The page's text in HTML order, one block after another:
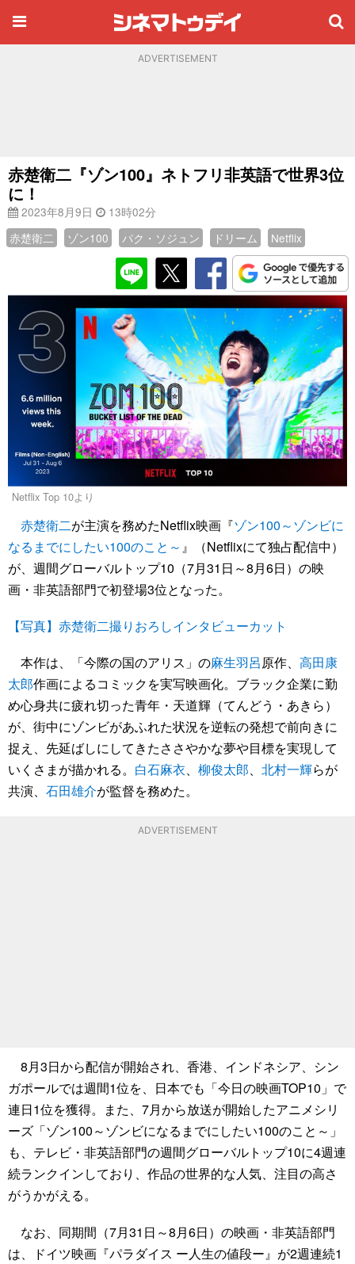
ADVERTISEMENT
赤楚衛二『ゾン100』ネトフリ非英語で世界3位
に！
2023年8月9日
13時02分
赤楚衛二
ゾン100 パク・ソジュン ドリーム Netflix
Netflix Top 10より
赤楚衛二が主演を務めたNetflix映画『ゾン100～ゾンビに
なるまでにしたい100のこと～ 』（Netflixにて独占配信中）
が、週間グローバルトップ10（7月31日～8月6日）の映
画・非英語部門で初登場3位となった。
【写真】赤楚衛二撮りおろしインタビューカット
本作は、「今際の国のアリス」の麻生羽呂原作、 高田康
太郎作画によるコミックを実写映画化。ブラック企業に勤
め心身共に疲れ切った青年・天道輝（てんどう・あきら）
が、街中にゾンビがあふれた状況を逆転の発想で前向きに
捉え、先延ばしにしてきたささやかな夢や目標を実現して
いくさまが描かれる。 白石麻衣、 柳俊太郎、 北村一輝らが
共演、 石田雄介が監督を務めた。
ADVERTISEMENT
8月3日から配信が開始され、香港、インドネシア、シン
ガポールでは週間1位を、日本でも「今日の映画TOP10」で
連日1位を獲得。また、7月から放送が開始したアニメシリ
ーズ「ゾン100～ゾンビになるまでにしたい100のこと～」
も、テレビ・非英語部門の週間グローバルトップ10に4週連
続ランクインしており、作品の世界的な人気、注目の高さ
がうかがえる。
なお、同期間（7月31日～8月6日）の映画・非英語部門
は、ドイツ映画『パラダイス ー人生の値段ー』が2週連続1